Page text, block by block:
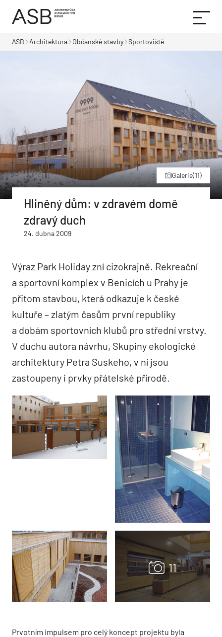
ASB Architektura Občanské stavby Sportoviště
Galerie(11)
Hliněný dům: v zdravém domě
zdravý duch
24. dubna 2009
Výraz Park Holiday zní cizokrajně. Rekreační
a sportovní komplex v Benicích u Prahy je
přitom stavbou, která odkazuje k české
kultuře – zlatým časům první republiky
a dobám sportovních klubů pro střední vrstvy.
V duchu autora návrhu, Skupiny ekologické
architektury Petra Suskeho, v ní jsou
zastoupeny i prvky přátelské přírodě.
Prvotním impulsem pro celý koncept projektu byla